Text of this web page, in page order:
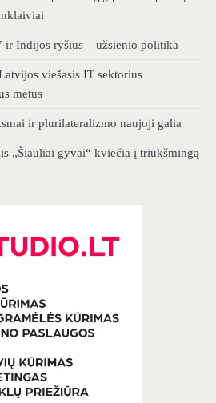
ir Indijos ryšius – užsienio politika
viešasis IT sektorius
metus
ir plurilateralizmo naujoji galia
„Šiauliai gyvai“ kviečia į triukšmingą